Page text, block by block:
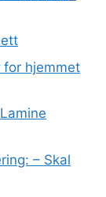
for hjemmet
– Skal